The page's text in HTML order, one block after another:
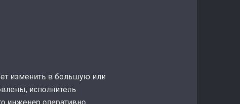
изменить в большую или
исполнитель